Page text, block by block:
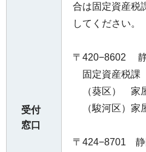
受付
窓口
合は固定資産税
してください。
〒420−8602 静
固定資産税課
（葵区） 家
（駿河区）家
〒424−8701 静